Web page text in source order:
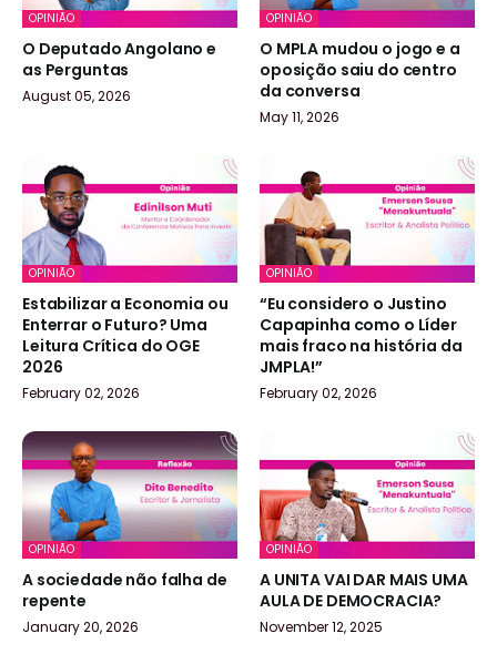
OPINIÃO
O Deputado Angolano e
as Perguntas
August 05, 2026
OPINIÃO
O MPLA mudou o jogo e a
oposição saiu do centro
da conversa
May 11, 2026
OPINIÃO
Estabilizar a Economia ou
Enterrar o Futuro? Uma
Leitura Crítica do OGE
2026
February 02, 2026
OPINIÃO
“Eu considero o Justino
Capapinha como o Líder
mais fraco na história da
JMPLA!”
February 02, 2026
OPINIÃO
A sociedade não falha de
repente
January 20, 2026
OPINIÃO
A UNITA VAI DAR MAIS UMA
AULA DE DEMOCRACIA?
November 12, 2025